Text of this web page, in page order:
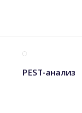
PEST-анализ